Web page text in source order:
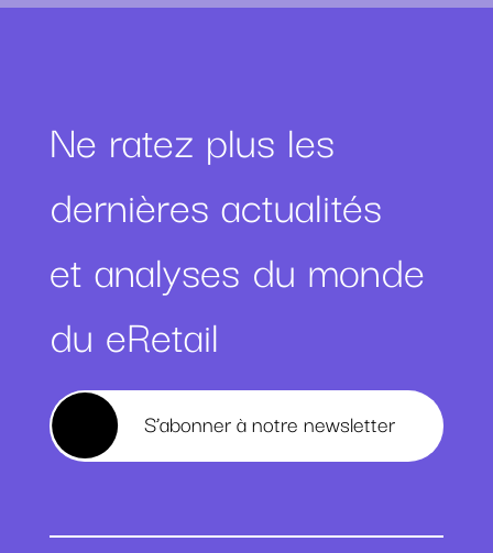
Ne ratez plus les
dernières actualités
et analyses du monde
du eRetail
S’abonner à notre newsletter